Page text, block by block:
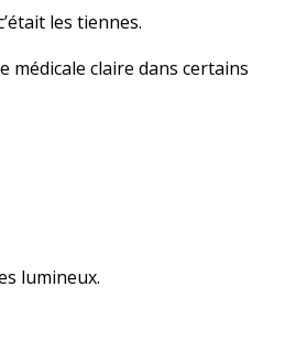
les tiennes.
médicale claire dans certains
lumineux.